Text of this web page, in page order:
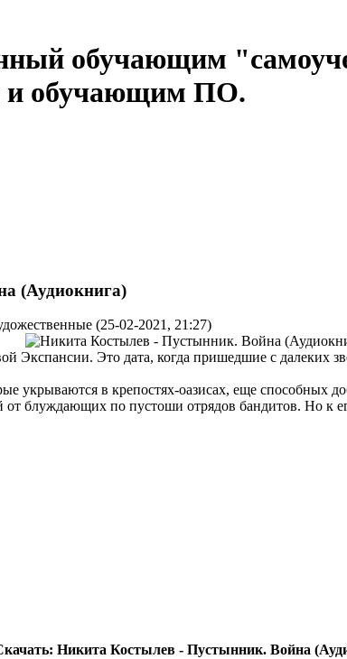
обучающим
и обучающим ПО.
(Аудиокнига)
(25-02-2021, 21:27)
Экспансии. Это дата, когда пришедшие с далеких
укрываются в крепостях-оазисах, еще способных
от блуждающих по пустоши отрядов бандитов. Но к
Никита Костылев - Пустынник. Война